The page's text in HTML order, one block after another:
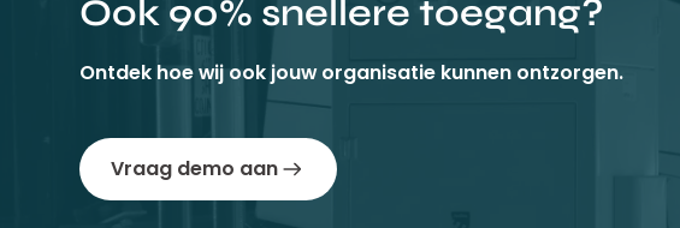
Ook 90% snellere toegang?
Ontdek hoe wij ook jouw organisatie kunnen ontzorgen.
Vraag demo aan